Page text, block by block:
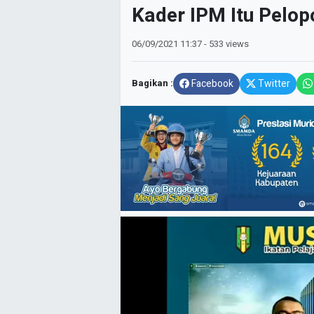
Kader IPM Itu
06/09/2021 11:37- 533 views
Bagikan : Facebook Twitter